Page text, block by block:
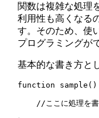
関数は複雑な処理
利用性も高くなる
す。そのため、使
プログラミングが
基本的な書き方と
function
//ここに処理を書